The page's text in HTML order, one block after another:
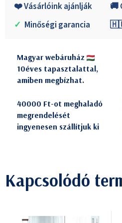
❤️ Vásárlóink ajánlják
🚚
✓ Minőségi garancia
Magyar webáruház
10éves tapasztalattal,
amiben megbízhat.
40000 Ft-ot meghaladó
megrendelését
ingyenesen szállítjuk ki
Kapcsolódó